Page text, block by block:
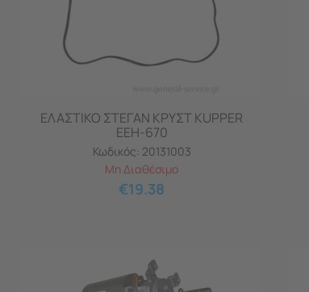
ΕΛΑΣΤΙΚΟ ΣΤΕΓΑΝ ΚΡΥΣΤ KUPPER
EEH-670
Κωδικός: 20131003
Μη Διαθέσιμο
€19.38